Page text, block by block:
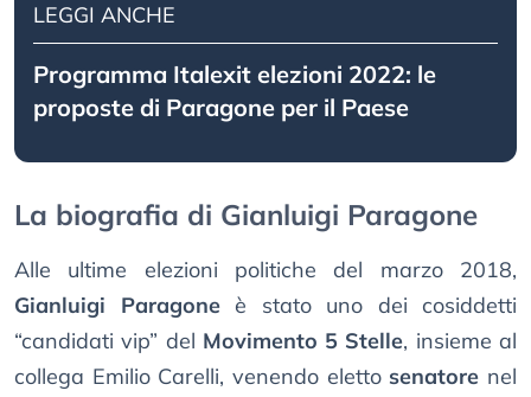
LEGGI ANCHE
Programma Italexit elezioni 2022: le
proposte di Paragone per il Paese
La biografia di Gianluigi Paragone
Alle ultime elezioni politiche del marzo 2018,
Gianluigi Paragoneè stato uno dei cosiddetti
“candidati vip” del Movimento 5 Stelle, insieme al
collega Emilio Carelli, venendo eletto senatore nel